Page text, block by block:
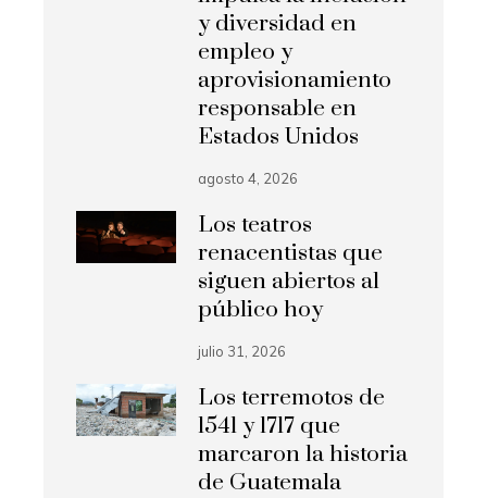
y diversidad en
empleo y
aprovisionamiento
responsable en
Estados Unidos
agosto 4, 2026
Los teatros
renacentistas que
siguen abiertos al
público hoy
julio 31, 2026
Los terremotos de
1541 y 1717 que
marcaron la historia
de Guatemala